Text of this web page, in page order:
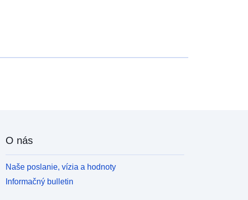
O nás
Naše poslanie, vízia a hodnoty
Informačný bulletin